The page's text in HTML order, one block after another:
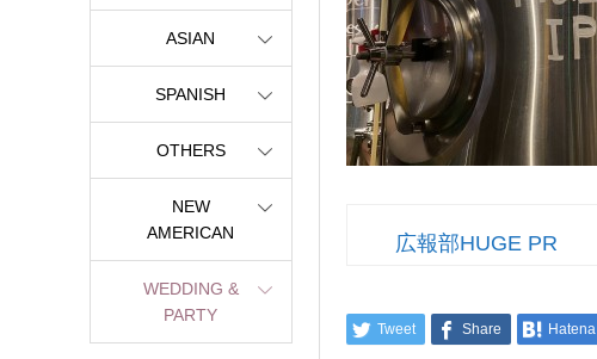
広報部HUGE PR
Tweet Share Hatena
ASIAN
SPANISH
OTHERS
NEW
AMERICAN
WEDDING &
PARTY